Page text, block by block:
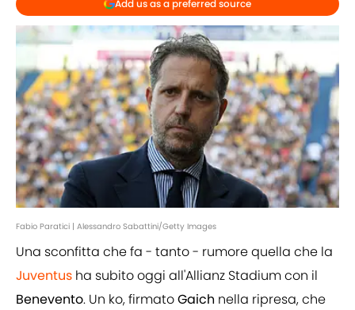
Add us as a preferred source
Fabio Paratici | Alessandro Sabattini/Getty Images
Una sconfitta che fa - tanto - rumore quella che la
Juventus ha subito oggi all'Allianz Stadium con il
Benevento. Un ko, firmatoGaich nella ripresa, che